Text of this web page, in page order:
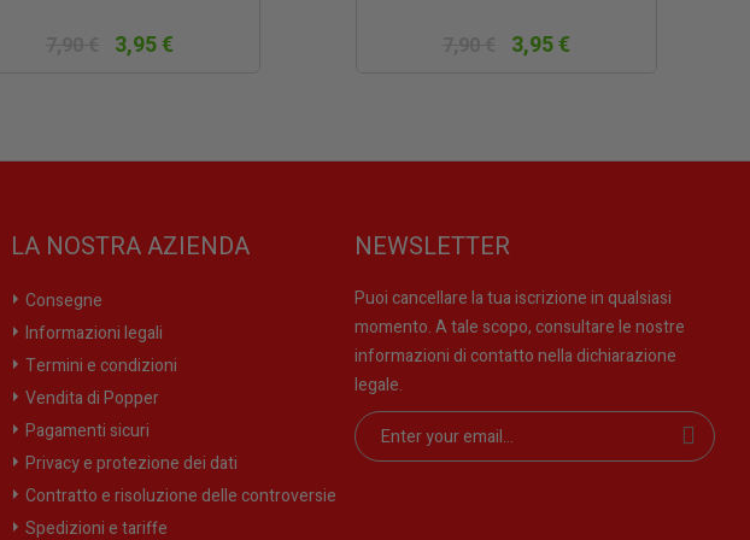
3,95 € 3,95 €
LA NOSTRA AZIENDA
Consegne
Informazioni legali
Termini e condizioni
Vendita di Popper
Pagamenti sicuri
Privacy e protezione dei dati
Contratto e risoluzione delle controversie
Spedizioni e tariffe
NEWSLETTER
Puoi cancellare la tua iscrizione in qualsiasi
momento. A tale scopo, consultare le nostre
informazioni di contatto nella dichiarazione
legale.